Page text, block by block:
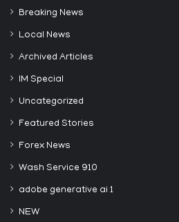
Breaking News
Local News
Archived Articles
IM Special
Uncategorized
Featured Stories
Forex News
Wash Service 910
adobe generative ai 1
NEW